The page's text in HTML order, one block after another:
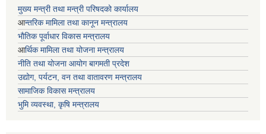
मुख्य मन्त्री तथा मन्त्री परिषदको कार्यालय
आन्तरिक मामिला तथा कानून मन्त्रालय
भाैतिक पूर्वाधार विकास मन्त्रालय
आर्थिक मामिला तथा योजना मन्त्रालय
नीति तथा योजना आयोग बागमती प्रदेश
उद्योग, पर्यटन, वन तथा वातावरण मन्त्रालय
सामाजिक विकास मन्त्रालय
भुमि व्यवस्था, कृषि मन्त्रालय